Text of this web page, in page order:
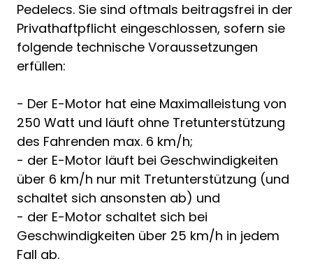
Pedelecs. Sie sind oftmals beitragsfrei in der
Privathaftpflicht eingeschlossen, sofern sie
folgende technische Voraussetzungen
erfüllen:
- Der E-Motor hat eine Maximalleistung von
250 Watt und läuft ohne Tretunterstützung
des Fahrenden max. 6 km/h;
- der E-Motor läuft bei Geschwindigkeiten
über 6 km/h nur mit Tretunterstützung (und
schaltet sich ansonsten ab) und
- der E-Motor schaltet sich bei
Geschwindigkeiten über 25 km/h in jedem
Fall ab.